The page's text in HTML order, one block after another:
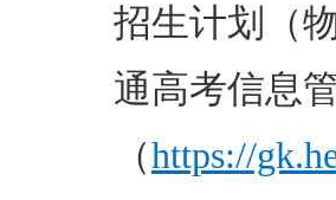
招生计划（
通高考信息
（https://